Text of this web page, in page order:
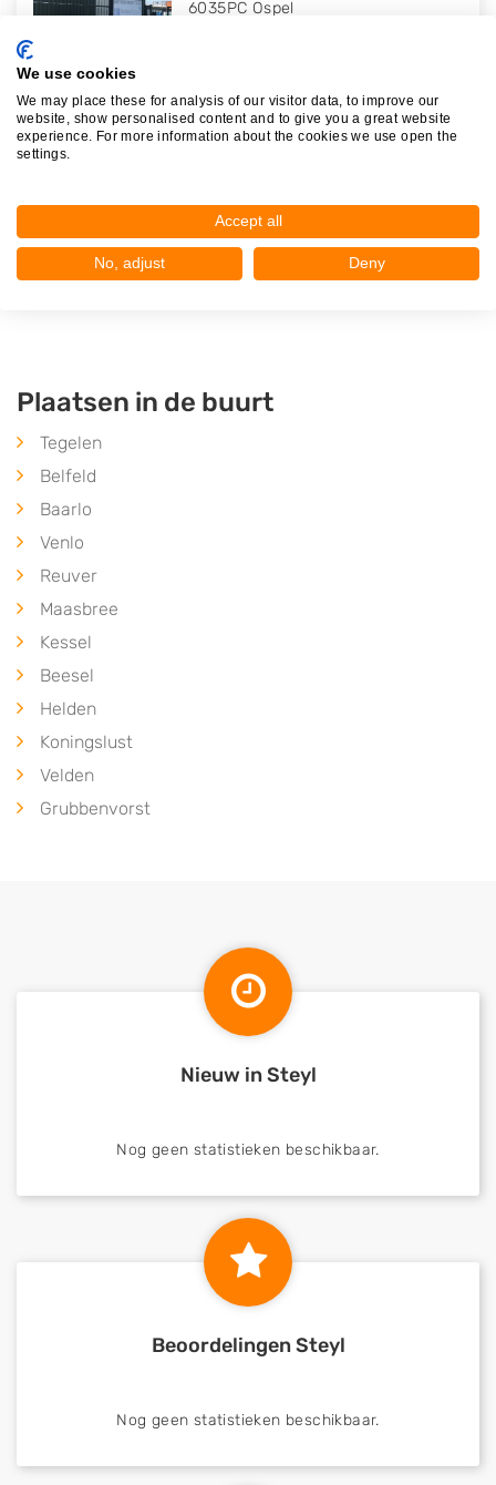
6035PC Ospel
6035PC Ospel
Op 24,87 km afstand
Plaatsen in de buurt
Tegelen
Belfeld
Baarlo
Venlo
Reuver
Maasbree
Kessel
Beesel
Helden
Koningslust
Velden
Grubbenvorst
Nieuw in Steyl
Nog geen statistieken beschikbaar.
Beoordelingen Steyl
Nog geen statistieken beschikbaar.
We use cookies
We may place these for analysis of our visitor data, to improve our
website, show personalised content and to give you a great website
experience. For more information about the cookies we use open the
settings.
Accept all
No, adjust Deny